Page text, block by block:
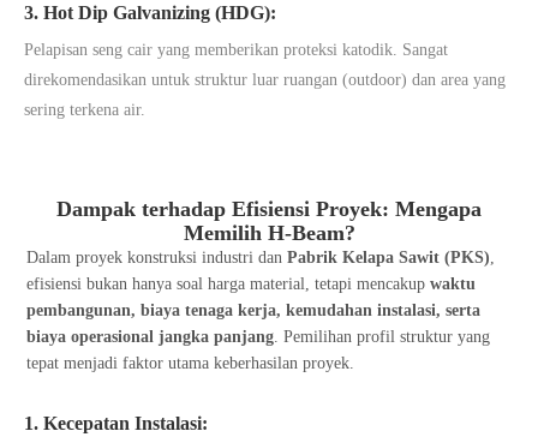
3. Hot Dip Galvanizing (HDG):
Pelapisan seng cair yang memberikan proteksi katodik. Sangat
direkomendasikan untuk struktur luar ruangan (outdoor) dan area yang
sering terkena air.
Dampak terhadap Efisiensi Proyek: Mengapa
Memilih H-Beam?
Dalam proyek konstruksi industri dan Pabrik Kelapa Sawit (PKS)
efisiensi bukan hanya soal harga material, tetapi mencakup waktu
pembangunan, biaya tenaga kerja, kemudahan instalasi, serta
biaya operasional jangka panjang . Pemilihan profil struktur yang
tepat menjadi faktor utama keberhasilan proyek.
1. Kecepatan Instalasi: